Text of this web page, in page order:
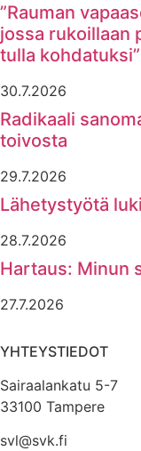
”Rauman
jossa rukoillaan
tulla kohdatuksi”
30.7.2026
Radikaali
toivosta
29.7.2026
Lähetystyötä
28.7.2026
Hartaus: Minun
27.7.2026
YHTEYSTIEDOT
Sairaalankatu 5-7
33100 Tampere
svl@svk.fi